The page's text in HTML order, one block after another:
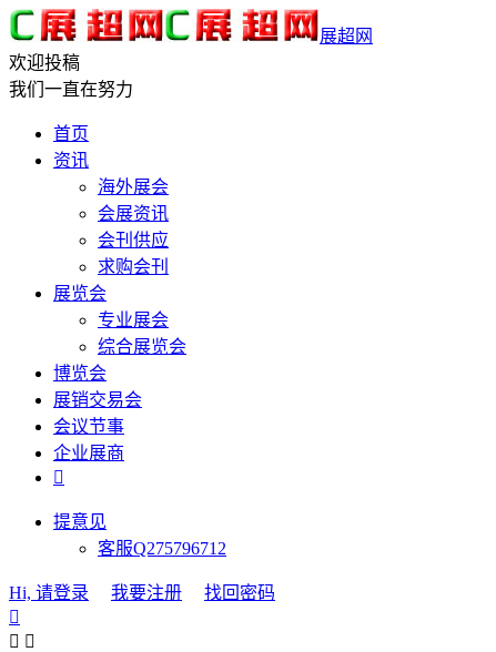
展超网
欢迎投稿
我们一直在努力
首页
资讯
海外展会
会展资讯
会刊供应
求购会刊
展览会
专业展会
综合展览会
博览会
展销交易会
会议节事
企业展商

提意见
客服Q275796712
Hi, 请登录 我要注册
找回密码

 